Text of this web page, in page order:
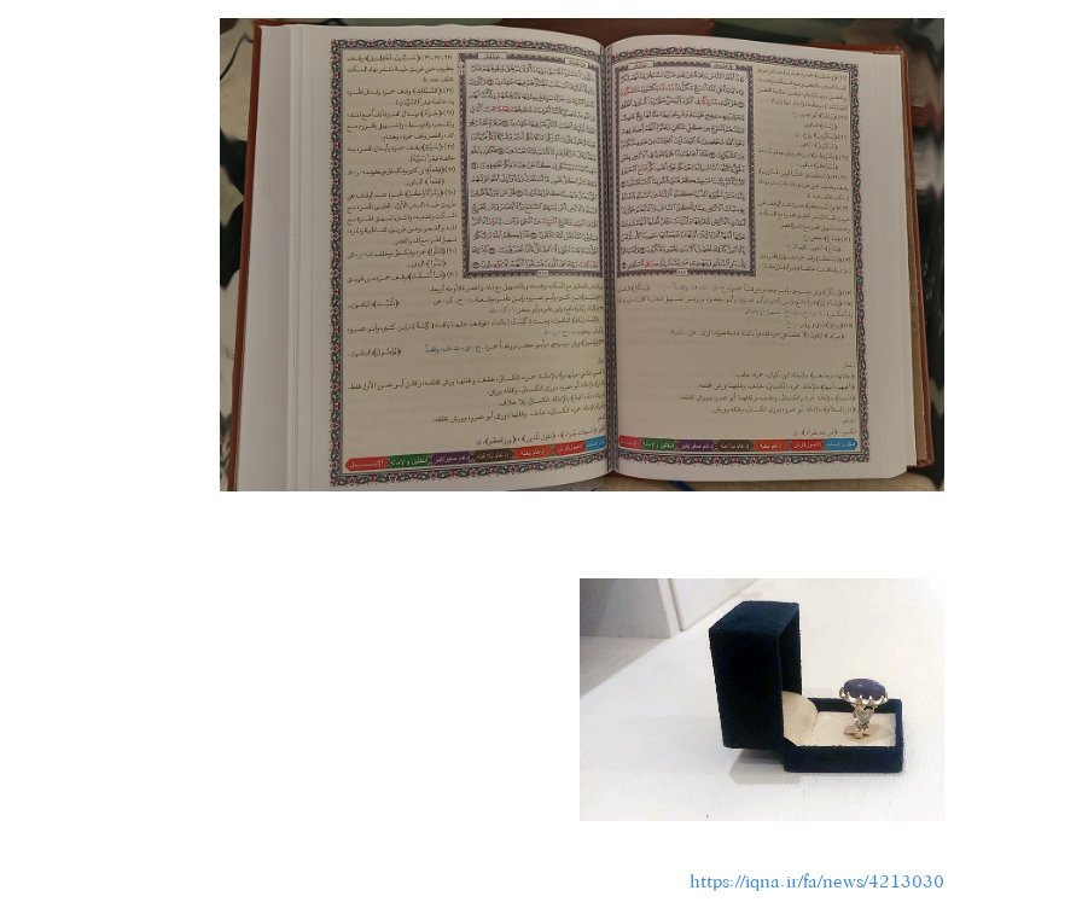
https://iqna.ir/fa/news/4213030